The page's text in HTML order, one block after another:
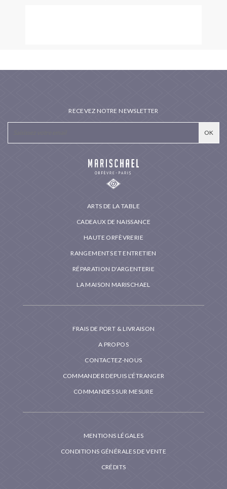
ARTS DE LA TABLE
CADEAUX DE NAISSANCE
HAUTE ORFÈVRERIE
RANGEMENTS ET ENTRETIEN
RÉPARATION D'ARGENTERIE
LA MAISON MARISCHAEL
FRAIS DE PORT & LIVRAISON
A PROPOS
CONTACTEZ-NOUS
COMMANDER DEPUIS L'ÉTRANGER
COMMANDES SUR MESURE
MENTIONS LÉGALES
CONDITIONS GÉNÉRALES DE VENTE
CRÉDITS
RECEVEZ NOTRE NEWSLETTER